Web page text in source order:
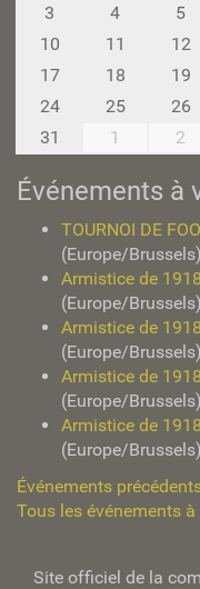
3
4 5
10
11 12
17
18 19
24
25 26
31
1 2
Événements à
TOURNOI DE
(Europe/Brussels)
Armistice de 1918
(Europe/Brussels)
Armistice de 1918
(Europe/Brussels)
Armistice de 1918
(Europe/Brussels)
Armistice de 1918
(Europe/Brussels)
Événements
Tous les événements
Site officiel de la